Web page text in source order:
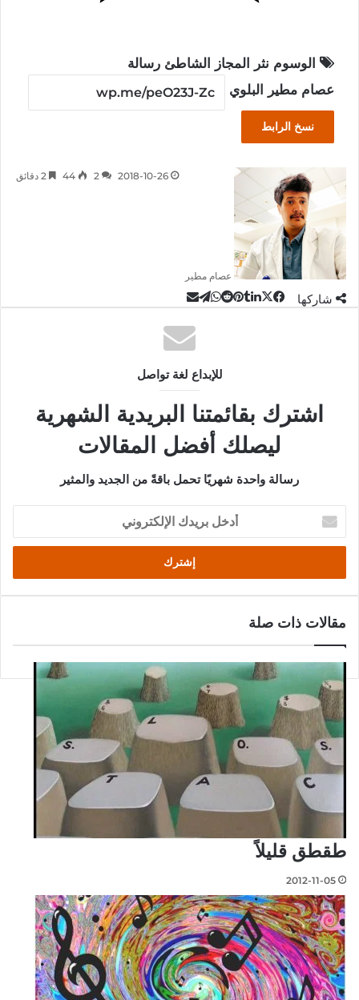
الوسوم نثر المجاز الشاطئ رسالة
عصام مطير البلوي
نسخ الرابط
عصام مطير
2018-10-26
2
44
شاركها فيسبوك‫Xلينكدإن
بينتيريست
واتساب
تيلقرام
مشاركة
البريد
للإبداع لغة تواصل
اشترك بقائمتنا البريدية الشهرية
ليصلك أفضل المقالات
رسالة واحدة شهريًا تحمل باقةً من الجديد والمثير
أدخل
بريدك
الإلكتروني
مقالات ذات صلة
طقطق قليلاً
2012-11-05